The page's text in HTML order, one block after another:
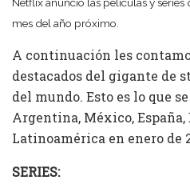
mes del año próximo.
A continuación les
destacados del gigante de
del mundo. Esto es lo que
Argentina, México,
Latinoamérica en enero de
SERIES: